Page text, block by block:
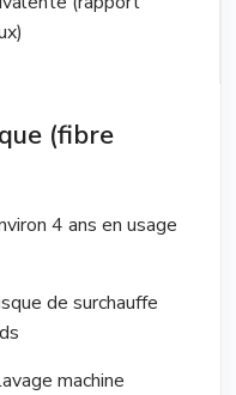
(fibre
4 ans en usage
de surchauffe
machine